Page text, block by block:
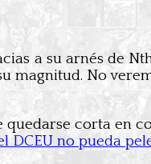
a su arnés de
magnitud. No
corta en
DCEU no pueda